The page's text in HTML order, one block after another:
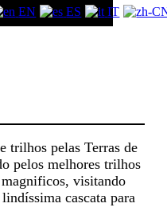
IT
ES
EN
trilhos pelas Terras de
pelos melhores trilhos
visitando
cascata para